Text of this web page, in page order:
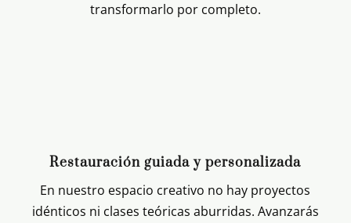
transformarlo por completo.
Restauración guiada y personalizada
En nuestro espacio creativo no hay proyectos
idénticos ni clases teóricas aburridas. Avanzarás